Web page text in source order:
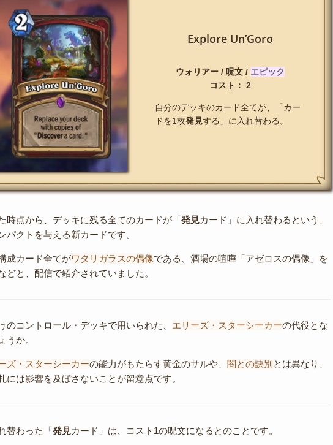
Explore Un’Goro
ウォリアー / 呪文 / エピック
コスト： 2
自分のデッキのカード全てが、「カー
ドを1枚発見する」に入れ替わる。
時点から、デッキに残る全てのカードが「発見カード」に入れ替わるという、
パクトを与える新カードです。
成カード全てがワタリガラスの偶像である、酒場の喧嘩「アゼロスの偶像」を
どと、配信で紹介されていました。
のコントロール・デッキで用いられた、 エリーズ・スターシーカーの代役とな
うか。
ズ・スターシーカーの能力がもたらす黄金のサルや、 闇との訣別 とは異なり、
には影響を及ぼさないことが留意点です。
替わった「発見カード」は、コスト1の呪文になるとのことです。